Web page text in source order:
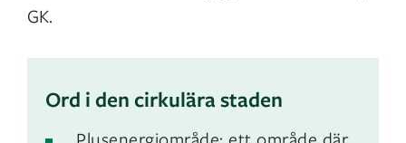
GK.
Ord i den cirkulära staden